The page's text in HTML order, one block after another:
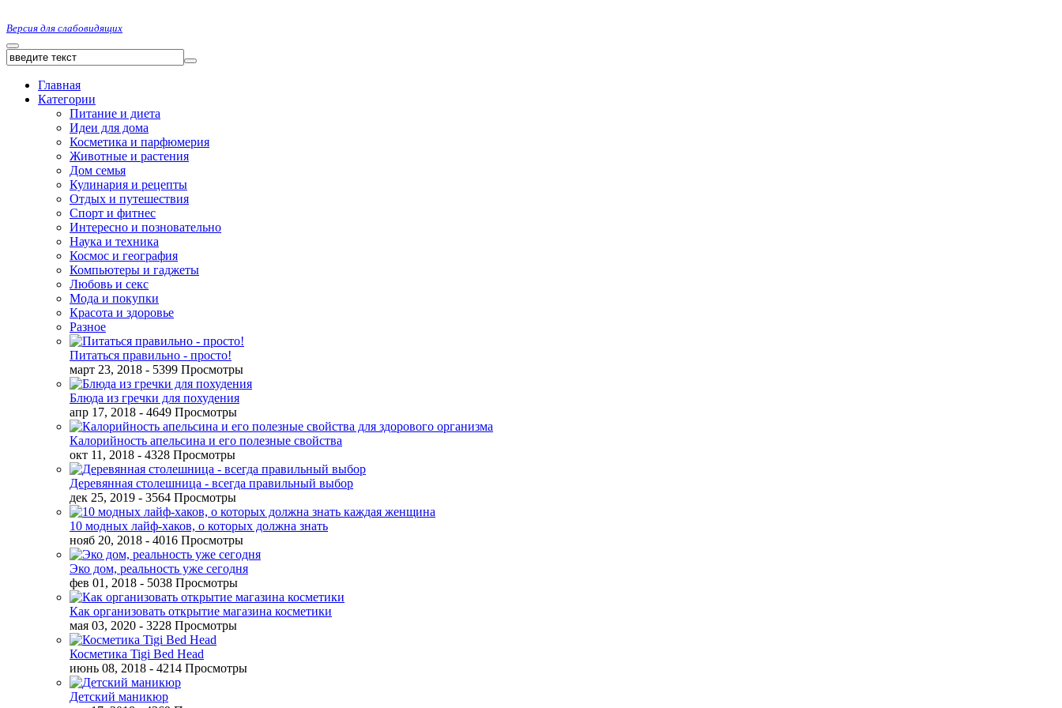
Версия для слабовидящих
Главная
Категории
Питание и диета
Идеи для дома
Косметика и парфюмерия
Животные и растения
Дом семья
Кулинария и рецепты
Отдых и путешествия
Спорт и фитнес
Интересно и позновательно
Наука и техника
Космос и география
Компьютеры и гаджеты
Любовь и секс
Мода и покупки
Красота и здоровье
Разное
Питаться правильно - просто!
март 23, 2018 - 5399 Просмотры
Блюда из гречки для похудения
апр 17, 2018 - 4649 Просмотры
Калорийность апельсина и его полезные свойства
окт 11, 2018 - 4328 Просмотры
Деревянная столешница - всегда правильный выбор
дек 25, 2019 - 3564 Просмотры
10 модных лайф-хаков, о которых должна знать
нояб 20, 2018 - 4016 Просмотры
Эко дом, реальность уже сегодня
фев 01, 2018 - 5038 Просмотры
Как организовать открытие магазина косметики
мая 03, 2020 - 3228 Просмотры
Косметика Tigi Bed Head
июнь 08, 2018 - 4214 Просмотры
Детский маникюр